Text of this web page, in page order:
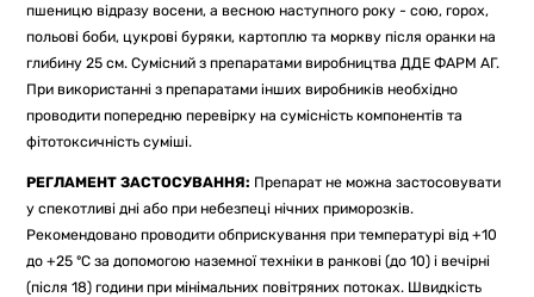
пшеницю відразу восени, а весною наступного року - сою, горох,
польові боби, цукрові буряки, картоплю та моркву після оранки на
глибину 25 см. Сумісний з препаратами виробництва ДДЕ ФАРМ АГ.
При використанні з препаратами інших виробників необхідно
проводити попередню перевірку на сумісність компонентів та
фітотоксичність суміші.
РЕГЛАМЕНТ ЗАСТОСУВАННЯ: Препарат не можна застосовувати
у спекотливі дні або при небезпеці нічних приморозків.
Рекомендовано проводити обприскування при температурі від +10
до +25 ºС за допомогою наземної техніки в ранкові (до 10) і вечірні
(після 18) години при мінімальних повітряних потоках. Швидкість